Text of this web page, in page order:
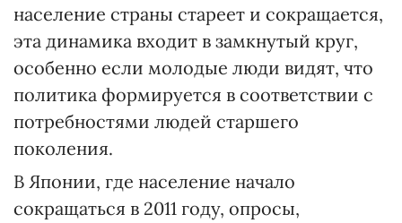
население страны стареет и сокращается,
эта динамика входит в замкнутый круг,
особенно если молодые люди видят, что
политика формируется в соответствии с
потребностями людей старшего
поколения.
В Японии, где население начало
сокращаться в 2011 году, опросы,